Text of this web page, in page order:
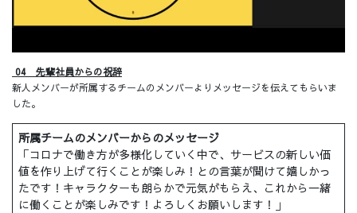
04 先輩社員からの祝辞
新人メンバーが所属するチームのメンバーよりメッセージを伝えてもらいま
した。
所属チームのメンバーからのメッセージ
「コロナで働き方が多様化していく中で、サービスの新しい価
値を作り上げて行くことが楽しみ！との言葉が聞けて嬉しかっ
たです！キャラクターも朗らかで元気がもらえ、これから一緒
に働くことが楽しみです！よろしくお願いします！」